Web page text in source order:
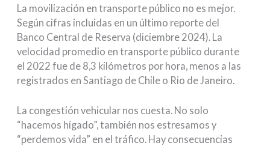
La movilización en transporte público no es mejor.
Según cifras incluidas en un último reporte del
Banco Central de Reserva (diciembre 2024). La
velocidad promedio en transporte público durante
el 2022 fue de 8,3 kilómetros por hora, menos a las
registrados en Santiago de Chile o Rio de Janeiro.
La congestión vehicular nos cuesta. No solo
“hacemos hígado”, también nos estresamos y
“perdemos vida” en el tráfico. Hay consecuencias